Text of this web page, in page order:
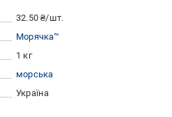
32.50 ₴/шт.
Морячка™
1 кг
морська
Україна